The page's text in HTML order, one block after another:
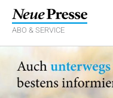
Inhalt
springen
ABO & SERVICE